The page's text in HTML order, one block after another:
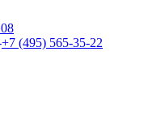
+7 (495) 565-35-22